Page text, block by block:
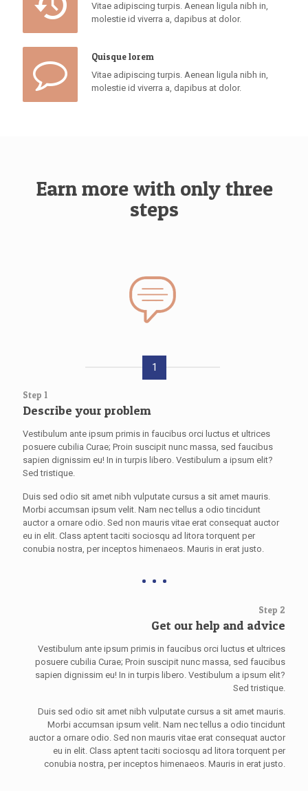
Vitae adipiscing turpis. Aenean ligula nibh in,
molestie id viverra a, dapibus at dolor.
Quisque lorem
Vitae adipiscing turpis. Aenean ligula nibh in,
molestie id viverra a, dapibus at dolor.
Earn more with only three
steps
1
Step 1
Describe your problem
Vestibulum ante ipsum primis in faucibus orci luctus et ultrices
posuere cubilia Curae; Proin suscipit nunc massa, sed faucibus
sapien dignissim eu! In in turpis libero. Vestibulum a ipsum elit?
Sed tristique.
Duis sed odio sit amet nibh vulputate cursus a sit amet mauris.
Morbi accumsan ipsum velit. Nam nec tellus a odio tincidunt
auctor a ornare odio. Sed non mauris vitae erat consequat auctor
eu in elit. Class aptent taciti sociosqu ad litora torquent per
conubia nostra, per inceptos himenaeos. Mauris in erat justo.
Step 2
Get our help and advice
Vestibulum ante ipsum primis in faucibus orci luctus et ultrices
posuere cubilia Curae; Proin suscipit nunc massa, sed faucibus
sapien dignissim eu! In in turpis libero. Vestibulum a ipsum elit?
Sed tristique.
Duis sed odio sit amet nibh vulputate cursus a sit amet mauris.
Morbi accumsan ipsum velit. Nam nec tellus a odio tincidunt
auctor a ornare odio. Sed non mauris vitae erat consequat auctor
eu in elit. Class aptent taciti sociosqu ad litora torquent per
conubia nostra, per inceptos himenaeos. Mauris in erat justo.